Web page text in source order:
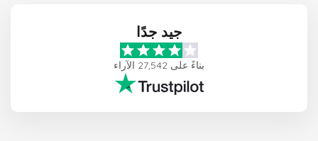
جيد جدًا
بناءً على 27,542 الآراء